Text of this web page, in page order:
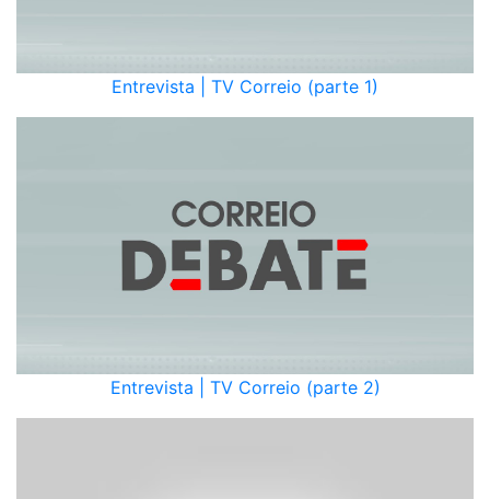
Entrevista | TV Correio (parte 1)
Entrevista | TV Correio (parte 2)